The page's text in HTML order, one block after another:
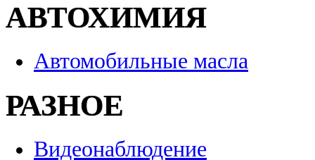
АВТОХИМИЯ
Автомобильные масла
РАЗНОЕ
Видеонаблюдение